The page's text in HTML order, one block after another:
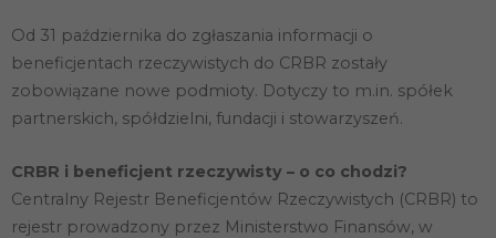
Od 31 października do zgłaszania informacji o
beneficjentach rzeczywistych do CRBR zostały
zobowiązane nowe podmioty. Dotyczy to m.in. spółek
partnerskich, spółdzielni, fundacji i stowarzyszeń.
CRBR i beneficjent rzeczywisty – o co chodzi?
Centralny Rejestr Beneficjentów Rzeczywistych (CRBR) to
rejestr prowadzony przez Ministerstwo Finansów, w